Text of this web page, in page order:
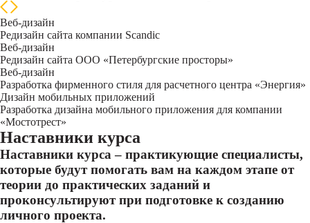
Веб-дизайн
Редизайн сайта компании Sсandic
Веб-дизайн
Редизайн сайта ООО «Петербургские просторы»
Веб-дизайн
Разработка фирменного стиля для расчетного центра «Энергия»
Дизайн мобильных приложений
Разработка дизайна мобильного приложения для компании
«Мостотрест»
Наставники курса
Наставники курса – практикующие специалисты,
которые будут помогать вам на каждом этапе от
теории до практических заданий и
проконсультируют при подготовке к созданию
личного проекта.